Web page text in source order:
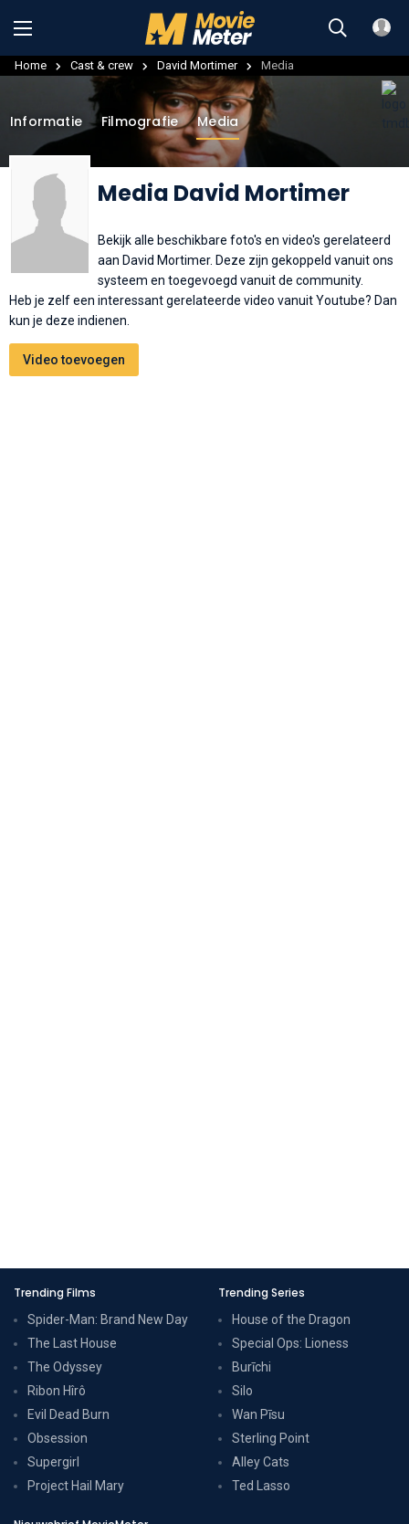
Home Cast & crew David Mortimer Media
Media David Mortimer
Informatie Filmografie Media
Bekijk alle beschikbare foto's en video's gerelateerd
aan David Mortimer. Deze zijn gekoppeld vanuit ons
systeem en toegevoegd vanuit de community.
Heb je zelf een interessant gerelateerde video vanuit Youtube? Dan
kun je deze indienen.
Video toevoegen
Trending Films
Spider-Man: Brand New Day
The Last House
The Odyssey
Ribon Hîrô
Evil Dead Burn
Obsession
Supergirl
Project Hail Mary
Trending Series
House of the Dragon
Special Ops: Lioness
Burīchi
Silo
Wan Pīsu
Sterling Point
Alley Cats
Ted Lasso